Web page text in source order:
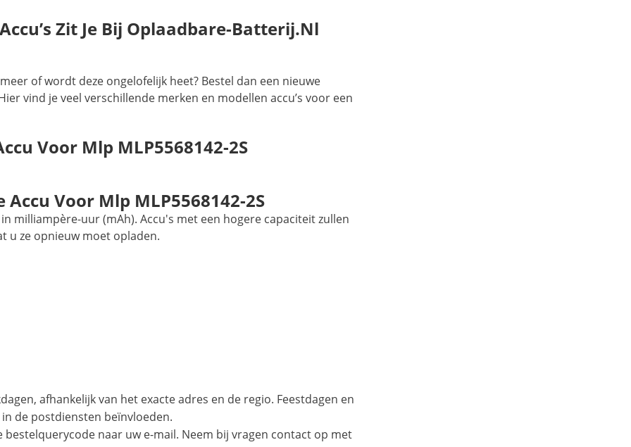
Zit Je Bij Oplaadbare-Batterij.nl
of wordt deze ongelofelijk heet? Bestel dan een nieuwe
vind je veel verschillende merken en modellen accu’s voor een
Voor Mlp MLP5568142-2S
Voor Mlp MLP5568142-2S
milliampère-uur (mAh). Accu's met een hogere capaciteit zullen
u ze opnieuw moet opladen.
afhankelijk van het exacte adres en de regio. Feestdagen en
de postdiensten beïnvloeden.
naar uw e-mail. Neem bij vragen contact op met